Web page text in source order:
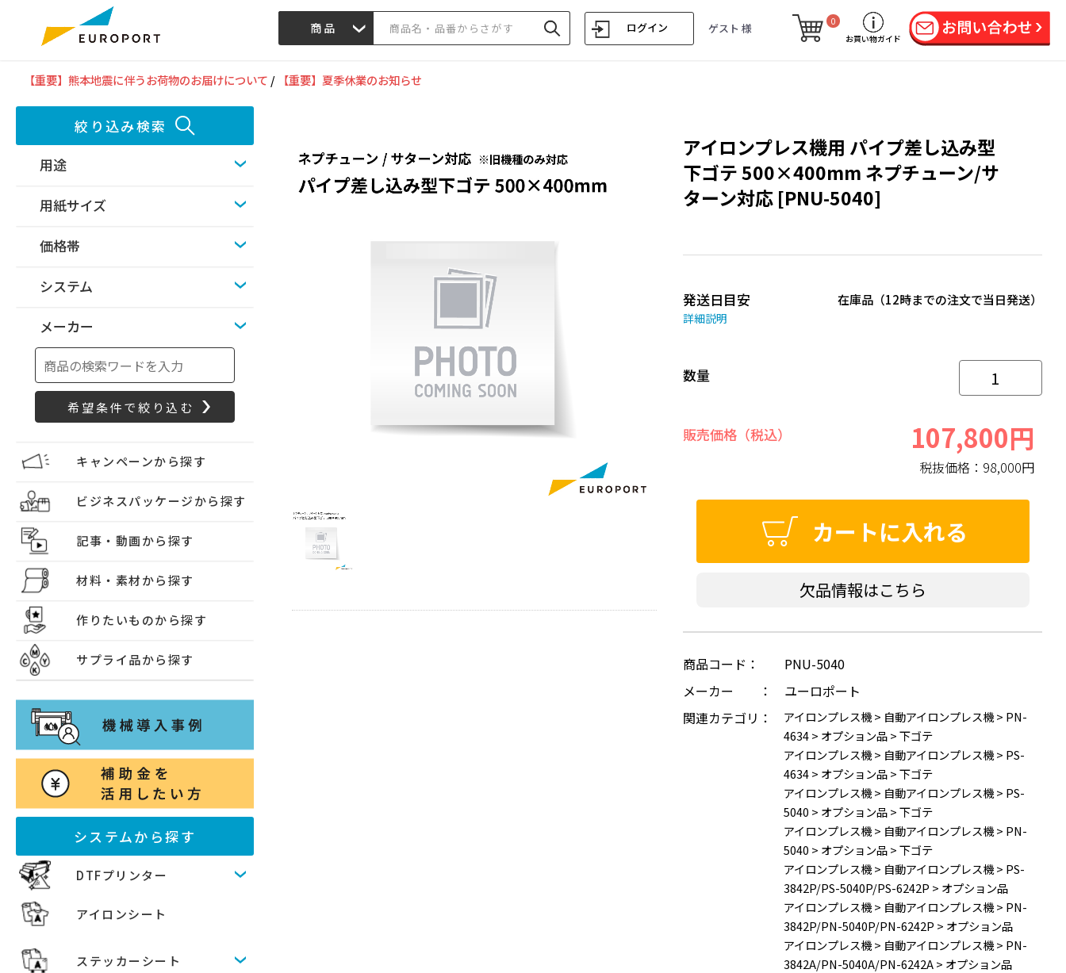
商品 ログイン ゲスト 様
0
お買い物ガイド
【重要】熊本地震に伴うお荷物のお届けについて / 【重要】夏季休業のお知らせ
絞り込み検索
用途
用紙サイズ
価格帯
システム
メーカー
キャンペーンから探す
ビジネスパッケージから探す
記事・動画から探す
材料・素材から探す
作りたいものから探す
サプライ品から探す
システムから探す
DTFプリンター
アイロンシート
ステッカーシート
アイロンプレス機用 パイプ差し込み型
下ゴテ 500×400mm ネプチューン/サ
ターン対応 [PNU-5040]
発送日目安
詳細説明
在庫品（12時までの注文で当日発送）
数量
販売価格（税込） 107,800円
税抜価格： 98,000円
カートに入れる
欠品情報はこちら
商品コード：
PNU-5040
メーカー ：
ユーロポート
関連カテゴリ：
アイロンプレス機> 自動アイロンプレス機> PN-
4634> オプション品>下ゴテ
アイロンプレス機> 自動アイロンプレス機> PS-
4634> オプション品>下ゴテ
アイロンプレス機> 自動アイロンプレス機> PS-
5040 > オプション品>下ゴテ
アイロンプレス機> 自動アイロンプレス機> PN-
5040 > オプション品>下ゴテ
アイロンプレス機> 自動アイロンプレス機> PS-
3842P/PS-5040P/PS-6242P > オプション品
アイロンプレス機> 自動アイロンプレス機> PN-
3842P/PN-5040P/PN-6242P > オプション品
アイロンプレス機> 自動アイロンプレス機> PN-
3842A/PN-5040A/PN-6242A> オプション品